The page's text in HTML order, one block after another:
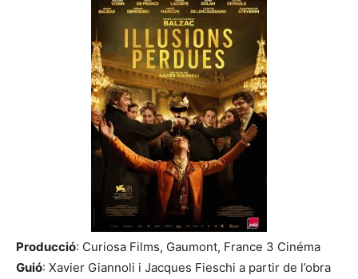
Producció: Curiosa Films, Gaumont, France 3 Cinéma
Guió: Xavier Giannoli i Jacques Fieschi a partir de l’obra